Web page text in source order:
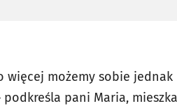
więcej możemy sobie
pani Maria,